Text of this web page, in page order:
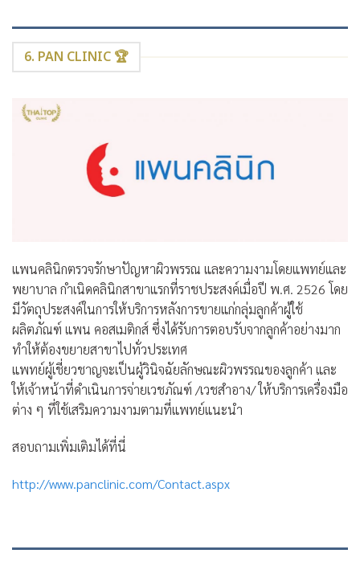
6. PAN CLINIC 🏆
แพนคลินิกตรวจรักษาปัญหาผิวพรรณ และความงามโดยแพทย์และ
พยาบาล กำเนิดคลินิกสาขาแรกที่ราชประสงค์เมื่อปี พ.ศ. 2526 โดย
มีวัตถุประสงค์ในการให้บริการหลังการขายแก่กลุ่มลูกค้าผู้ใช้
ผลิตภัณฑ์ แพน คอสเมติกส์ ซึ่งได้รับการตอบรับจากลูกค้าอย่างมาก
ทำให้ต้องขยายสาขาไปทั่วประเทศ
แพทย์ผู้เชี่ยวชาญจะเป็นผู้วินิจฉัยลักษณะผิวพรรณของลูกค้า และ
ให้เจ้าหน้าที่ดำเนินการจ่ายเวชภัณฑ์ /เวชสำอาง/ ให้บริการเครื่องมือ
ต่าง ๆ ที่ใช้เสริมความงามตามที่แพทย์แนะนำ
สอบถามเพิ่มเติมได้ที่นี่
http://www.panclinic.com/Contact.aspx